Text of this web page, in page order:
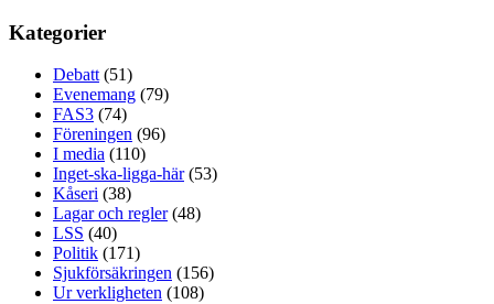
Kategorier
Debatt(51)
Evenemang (79)
FAS3 (74)
Föreningen (96)
I media (110)
Inget-ska-ligga-här(53)
Kåseri (38)
Lagar och regler(48)
LSS (40)
Politik (171)
Sjukförsäkringen (156)
Ur verkligheten (108)